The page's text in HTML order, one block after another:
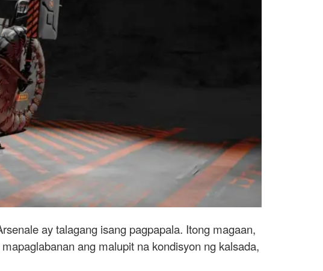
ay talagang isang pagpapala. Itong magaan,
ang malupit na kondisyon ng kalsada,